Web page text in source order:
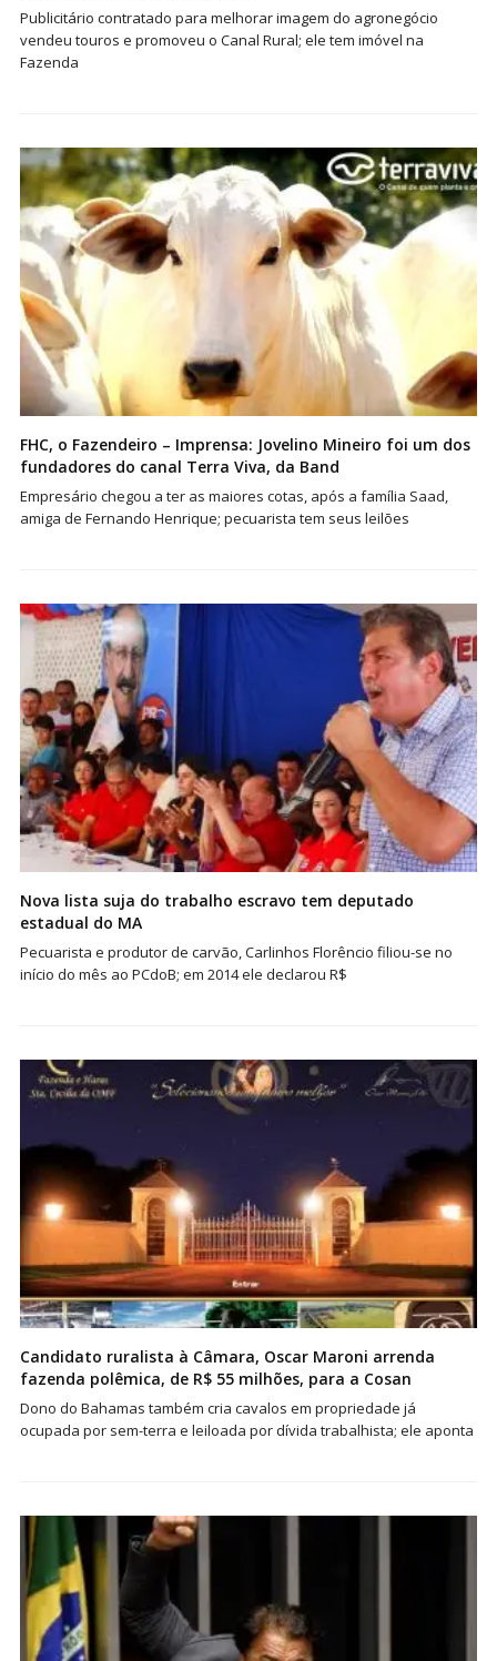
Publicitário contratado para melhorar imagem do agronegócio
vendeu touros e promoveu o Canal Rural; ele tem imóvel na
Fazenda
FHC, o Fazendeiro – Imprensa: Jovelino Mineiro foi um dos
fundadores do canal Terra Viva, da Band
Empresário chegou a ter as maiores cotas, após a família Saad,
amiga de Fernando Henrique; pecuarista tem seus leilões
Nova lista suja do trabalho escravo tem deputado
estadual do MA
Pecuarista e produtor de carvão, Carlinhos Florêncio filiou-se no
início do mês ao PCdoB; em 2014 ele declarou R$
Candidato ruralista à Câmara, Oscar Maroni arrenda
fazenda polêmica, de R$ 55 milhões, para a Cosan
Dono do Bahamas também cria cavalos em propriedade já
ocupada por sem-terra e leiloada por dívida trabalhista; ele aponta